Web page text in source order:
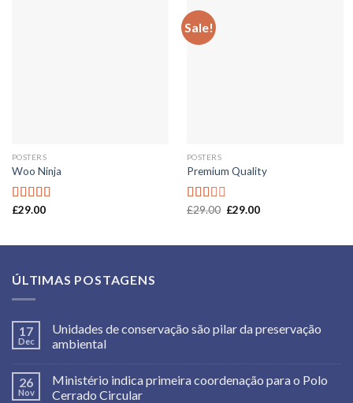
POSTERS
Woo Ninja
Rated
£29.00
Sale!
POSTERS
Premium Quality
Rated
of 5
£29.00 £29.00
ÚLTIMAS POSTAGENS
17
Dec
Unidades de conservação são pilar da preservação
ambiental
26
Nov
Ministério indica primeira coordenação para o Polo
Cerrado Circular